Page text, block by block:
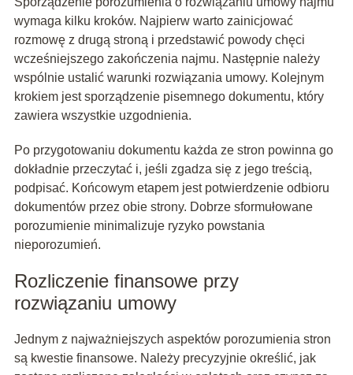
wymaga kilku kroków. Najpierw warto zainicjować
rozmowę z drugą stroną i przedstawić powody chęci
wcześniejszego zakończenia najmu. Następnie należy
wspólnie ustalić warunki rozwiązania umowy. Kolejnym
krokiem jest sporządzenie pisemnego dokumentu, który
zawiera wszystkie uzgodnienia.
Po przygotowaniu dokumentu każda ze stron powinna go
dokładnie przeczytać i, jeśli zgadza się z jego treścią,
podpisać. Końcowym etapem jest potwierdzenie odbioru
dokumentów przez obie strony. Dobrze sformułowane
porozumienie minimalizuje ryzyko powstania
nieporozumień.
Rozliczenie finansowe przy
rozwiązaniu umowy
Jednym z najważniejszych aspektów porozumienia stron
są kwestie finansowe. Należy precyzyjnie określić, jak